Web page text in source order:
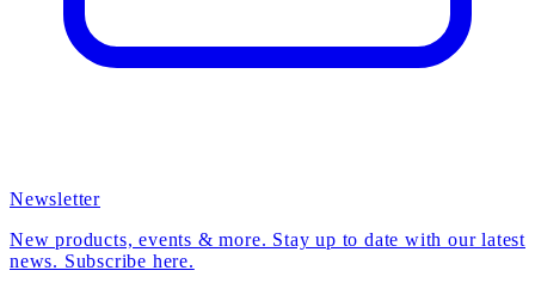
Newsletter
New products, events & more. Stay up to date with our latest
news. Subscribe here.